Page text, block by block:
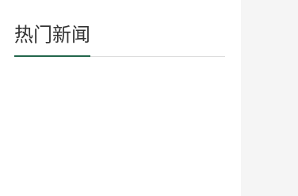
热门新闻